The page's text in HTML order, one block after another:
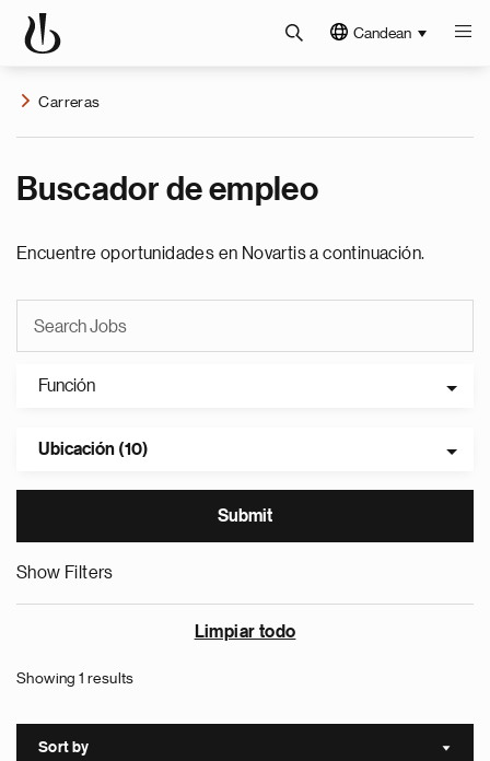
Candean
Carreras
Buscador de empleo
Encuentre oportunidades en Novartis a continuación.
Función
Ubicación (10)
Show Filters
Limpiar todo
Showing 1 results
Sort by Sort